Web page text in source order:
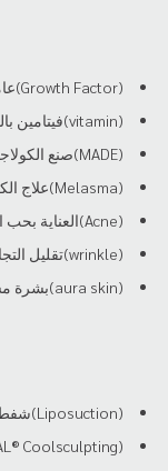
(Growth Factor)عامل النمو
(vitamin)فيتامين بالتنقيط
(MADE)صنع الكولاجين
(Melasma)علاج الكلف
(Acne)العناية بحب الشباب
(wrinkle)تقليل التجاعيد
(aura skin)بشرة مشرقة
(Liposuction)شفط الدهون
(CRISTAL® Coolsculpting)تخفيض الدهون في كريوليبوليسيس